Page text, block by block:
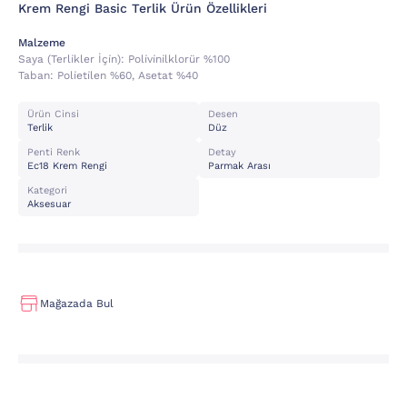
Krem Rengi Basic Terlik Ürün Özellikleri
Malzeme
Saya (terli̇kler İçi̇n): Poli̇vi̇ni̇lklorür %100
Taban: Poli̇eti̇len %60, Asetat %40
Ürün Cinsi
Terlik
Desen
Düz
Penti Renk
Ec18 Krem Rengi
Detay
Parmak Arası
Kategori
Aksesuar
Mağazada Bul